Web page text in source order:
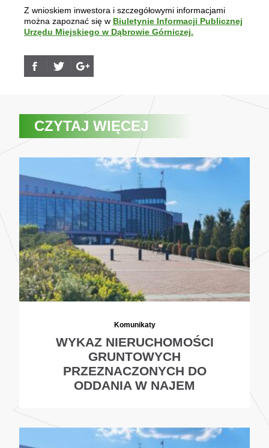
Z wnioskiem inwestora i szczegółowymi informacjami
można zapoznać się w Biuletynie Informacji Publicznej
Urzędu Miejskiego w Dąbrowie Górniczej.
CZYTAJ WIĘCEJ
Komunikaty
WYKAZ NIERUCHOMOŚCI
GRUNTOWYCH
PRZEZNACZONYCH DO
ODDANIA W NAJEM